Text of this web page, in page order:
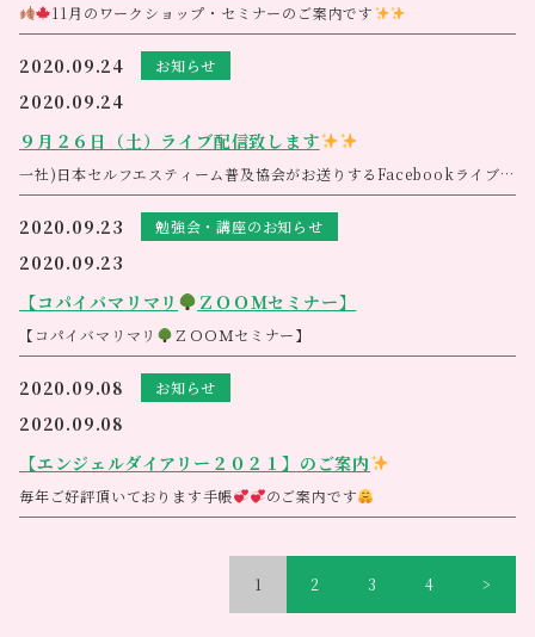
お家で直ぐに作れる1回分のキットも付いています♪
1回分のキットには
・ガラスコップ・ミニ泡立て器・乾電池・植物性オイル（1回分）・植
皆様と一緒に制作しながら楽しい時間を過ごしませんか
お気軽にご参
049‐248‐6145（土曜日定休）※ホームページからもご予
［日時］１１月２６日（木）１０時３０分～１２時
［料金］￥３，３００（税込）
皆様とシェアしながらカードを引いたりと楽しく進めて参ります
ご予約お待ちしております
※アネシス
049-248-6145(土曜日定休)
※ホームページからもご予約頂けます
11月のワークショップ・セミナーのご案内です
【自己肯定感、自己肯定力を上げるベーシック一日講座】
「自己肯定感」は、人間関係や仕事にとどまらず、自己実現や夢を叶え
るための重要な柱にもなり、この感覚が高まると、自分を信頼し、信じ
ることができるようになり、これが、あなたの人生の質にも大きく影響
自己肯定力が人生に及ぼす影響を理解し、自己肯定力を高めて歩む人生
と、そうでない人生では全く歩む人生が変わり、人生で受け取るものが
全く違ってきます。講座では、なぜ自己肯定感をアップさせると、仕事
し、自分を愛するための、基本的な日々の生活の中に取り入れられる方
料金
18,340円（税別） ※テキスト代、修了証発行代含
時間 全6時間
（定員）４名 ※現在２名確定
※前払いとなります。詳細はお申込みいただきましたお客様にご案内致
します。
先着順となります。ご予約お待ちしております
☎︎アネシス049-248-6145
2020.09.24 お知らせ
2020.09.24
９月２６日（土）ライブ配信致します
一社)日本セルフエスティーム普及協会がお送りするFacebookライブ
「JISE公式チャンネル」で動画配信させて頂きます
日時：９月２６日（土） ２１時３０分～
テーマは『自分で自分のご機嫌をとること』
込むこともあると思います。そんな時、自分で上手に自分のメンテナン
スをすることで、早く立ち直ったり、安定した状態でいられたりしたら
いいですよね
自分で自分のご機嫌をとることって
具体的にどんなこと
2人の女性トレーナーが、体験を交えてお話しします
楽しく発信して参りたいと思います
是非～ご覧頂けると嬉しいです
2020.09.23 勉強会・講座のお知らせ
2020.09.23
【コパイバマリマリ
ＺＯＯＭセミナー】
【コパイバマリマリ
ＺＯＯＭセミナー】
セミナー日程： 2020年９月２９日（火）
時間：14：00～16：00
※ZOOMミーティングは、13：45分から立ち上げております。
Zoom ミーティングに参加する
ミーティングID: 847 4771 9571
ご自宅からでも安心してご参加いただけます
※お手数をおかけ致しますがご参加のお客様はご予約下さいますようお
2020.09.08 お知らせ
2020.09.08
【エンジェルダイアリー２０２１】のご案内
毎年ご好評頂いております手帳
のご案内です
【エンジェルダイアリー２０２１】
※入荷し次第再度ご案内致します(*^^*)入荷は９月下旬予定です
1 2 3 4 >